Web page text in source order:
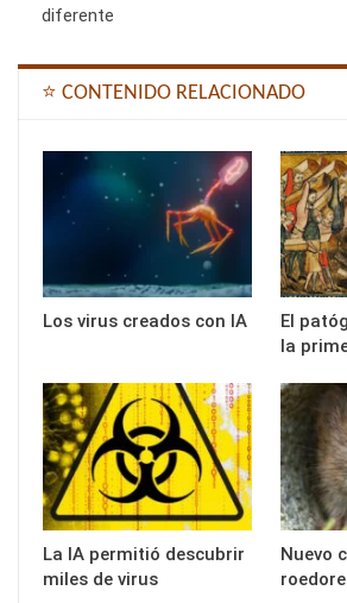
diferente
⭐ CONTENIDO RELACIONADO
Los virus creados con IA
El
la
La IA permitió descubrir
miles de virus
Nuevo